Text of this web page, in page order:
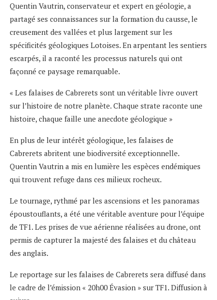
Quentin Vautrin, conservateur et expert en géologie, a
partagé ses connaissances sur la formation du causse, le
creusement des vallées et plus largement sur les
spécificités géologiques Lotoises. En arpentant les sentiers
escarpés, il a raconté les processus naturels qui ont
façonné ce paysage remarquable.
« Les falaises de Cabrerets sont un véritable livre ouvert
sur l’histoire de notre planète. Chaque strate raconte une
histoire, chaque faille une anecdote géologique »
En plus de leur intérêt géologique, les falaises de
Cabrerets abritent une biodiversité exceptionnelle.
Quentin Vautrin a mis en lumière les espèces endémiques
qui trouvent refuge dans ces milieux rocheux.
Le tournage, rythmé par les ascensions et les panoramas
époustouflants, a été une véritable aventure pour l’équipe
de TF1. Les prises de vue aérienne réalisées au drone, ont
permis de capturer la majesté des falaises et du château
des anglais.
Le reportage sur les falaises de Cabrerets sera diffusé dans
le cadre de l’émission « 20h00 Évasion » sur TF1. Diffusion à